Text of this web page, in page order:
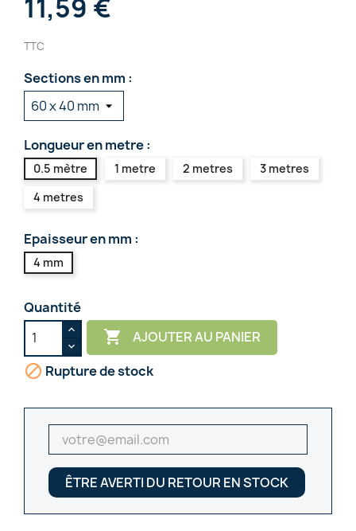
11,59 €
TTC
Sections en mm :
Longueur en metre :
0.5 mètre 1 metre 2 metres
3 metres
4 metres
Epaisseur en mm :
4 mm
Quantité
 AJOUTER AU PANIER
 Rupture de stock
ÊTRE AVERTI DU RETOUR EN STOCK